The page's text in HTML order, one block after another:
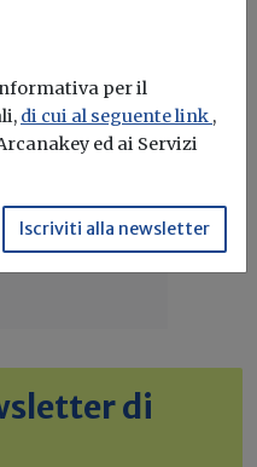
di
per il
di cui al seguente link ,
ed ai Servizi
Iscriviti alla newsletter